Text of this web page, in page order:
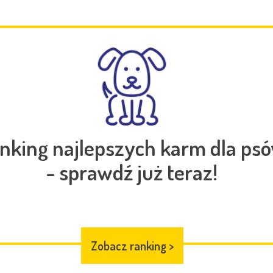
najlepszych karm dla
- sprawdź już teraz!
Zobacz ranking >